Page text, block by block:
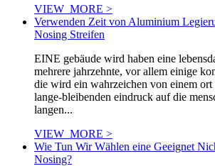
VIEW_MORE >
Verwenden Zeit von Aluminium
Nosing Streifen
EINE gebäude wird haben eine
mehrere jahrzehnte, vor allem einige
die wird ein wahrzeichen von einem ort
lange-bleibenden eindruck auf die
langen...
VIEW_MORE >
Wie Tun Wir Wählen eine Geeignet
Nosing?